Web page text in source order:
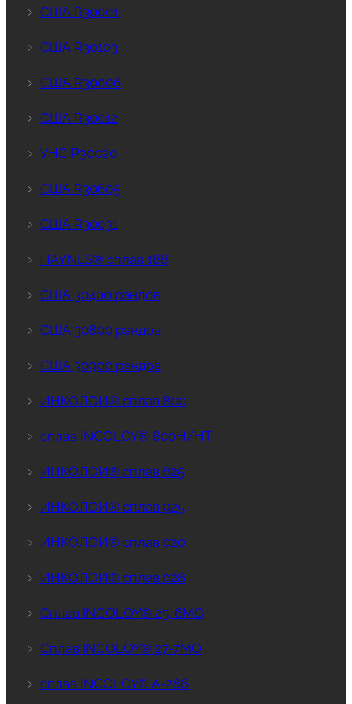
﹥ США R30001
﹥ США R30103
﹥ США R30006
﹥ США R30012
﹥ УНС Р30020
﹥ США R30605
﹥ США R30031
﹥ HAYNES® сплав 188
﹥ США 30400 рэндов
﹥ США 30800 рэндов
﹥ США 30900 рэндов
﹥ ИНКОЛОИ® сплав 800
﹥ сплав INCOLOY® 800H/HT
﹥ ИНКОЛОИ® сплав 825
﹥ ИНКОЛОИ® сплав 925
﹥ ИНКОЛОИ® сплав 020
﹥ ИНКОЛОИ® сплав 028
﹥ Сплав INCOLOY® 25-6MO
﹥ Сплав INCOLOY® 27-7MO
﹥ сплав INCOLOY® A-286